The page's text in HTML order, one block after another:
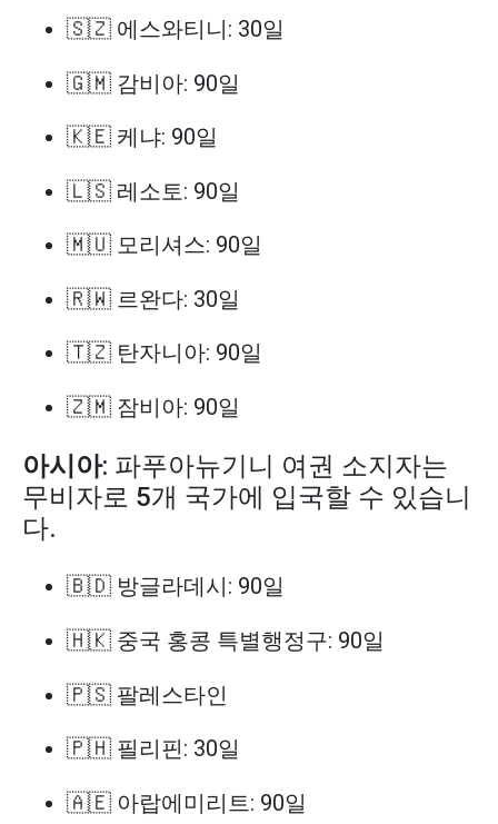
🇸🇿 에스와티니: 30일
🇬🇲 감비아: 90일
🇰🇪 케냐: 90일
🇱🇸 레소토: 90일
🇲🇺 모리셔스: 90일
🇷🇼 르완다: 30일
🇹🇿 탄자니아: 90일
🇿🇲 잠비아: 90일
아시아: 파푸아뉴기니 여권 소지자는
무비자로 5개 국가에 입국할 수 있습니
다.
🇧🇩 방글라데시: 90일
🇭🇰 중국 홍콩 특별행정구: 90일
🇵🇸 팔레스타인
🇵🇭 필리핀: 30일
🇦🇪 아랍에미리트: 90일